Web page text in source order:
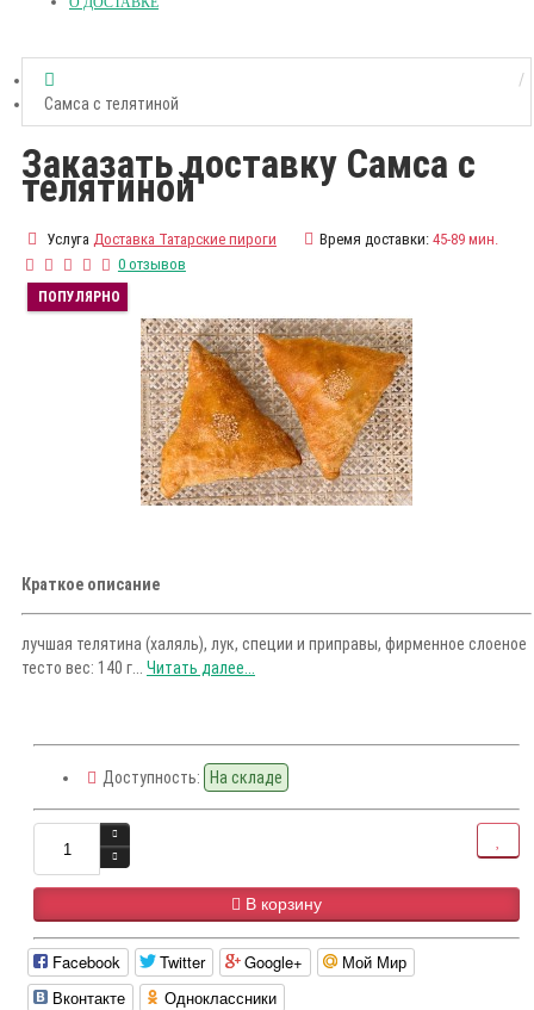
Самса с телятиной
Заказать доставку Самса с
телятиной
Услуга Доставка Татарские пироги Время доставки: 45-89 мин.
0 отзывов
ПОПУЛЯРНО
Краткое описание
лучшая телятина (халяль), лук, специи и приправы, фирменное слоеное
тесто вес: 140 г... Читать далее...
Доступность: На складе
В корзину
Facebook Twitter Google+
Мой Мир
Вконтакте
Одноклассники